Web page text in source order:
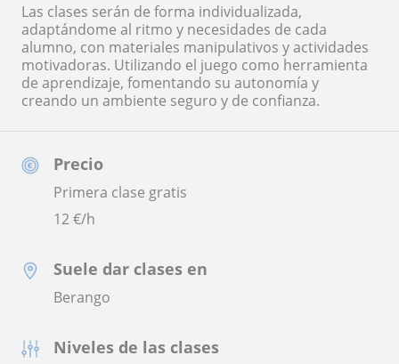
Precio
Primera clase gratis
12€/h
Suele dar clases en
Berango
Niveles de las clases
Las clases serán de forma individualizada,
adaptándome al ritmo y necesidades de cada
alumno, con materiales manipulativos y actividades
motivadoras. Utilizando el juego como herramienta
de aprendizaje, fomentando su autonomía y
creando un ambiente seguro y de confianza.